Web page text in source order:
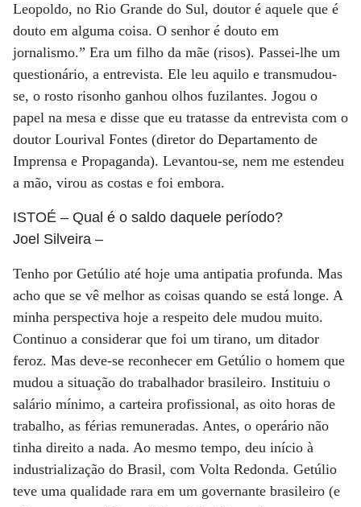
Leopoldo, no Rio Grande do Sul, doutor é aquele que é
douto em alguma coisa. O senhor é douto em
jornalismo.” Era um filho da mãe (risos). Passei-lhe um
questionário, a entrevista. Ele leu aquilo e transmudou-
se, o rosto risonho ganhou olhos fuzilantes. Jogou o
papel na mesa e disse que eu tratasse da entrevista com o
doutor Lourival Fontes (diretor do Departamento de
Imprensa e Propaganda). Levantou-se, nem me estendeu
a mão, virou as costas e foi embora.
ISTOÉ – Qual é o saldo daquele período?
Joel Silveira –
Tenho por Getúlio até hoje uma antipatia profunda. Mas
acho que se vê melhor as coisas quando se está longe. A
minha perspectiva hoje a respeito dele mudou muito.
Continuo a considerar que foi um tirano, um ditador
feroz. Mas deve-se reconhecer em Getúlio o homem que
mudou a situação do trabalhador brasileiro. Instituiu o
salário mínimo, a carteira profissional, as oito horas de
trabalho, as férias remuneradas. Antes, o operário não
tinha direito a nada. Ao mesmo tempo, deu início à
industrialização do Brasil, com Volta Redonda. Getúlio
teve uma qualidade rara em um governante brasileiro (e